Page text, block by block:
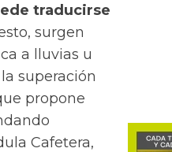
traducirse
surgen
a lluvias u
superación
propone
Cafetera,